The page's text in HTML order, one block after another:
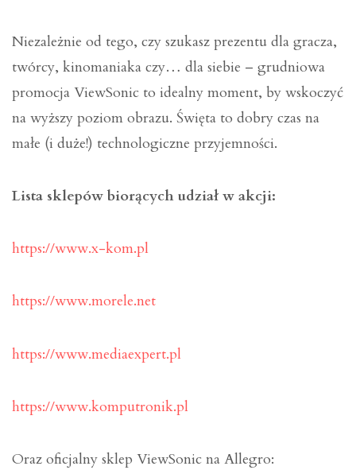
Niezależnie od tego, czy szukasz prezentu dla gracza,
twórcy, kinomaniaka czy… dla siebie – grudniowa
promocja ViewSonic to idealny moment, by wskoczyć
na wyższy poziom obrazu. Święta to dobry czas na
małe (i duże!) technologiczne przyjemności.
Lista sklepów biorących udział w akcji:
https://www.x-kom.pl
https://www.morele.net
https://www.mediaexpert.pl
https://www.komputronik.pl
Oraz oficjalny sklep ViewSonic na Allegro: